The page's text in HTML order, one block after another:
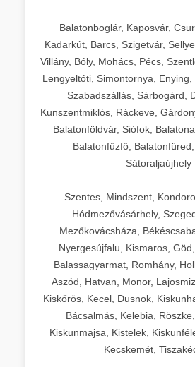
Balatonboglár, Kaposvár,
Kadarkút, Barcs, Szigetvár,
Villány, Bóly, Mohács, Pécs,
Lengyeltóti, Simontornya, Enying,
Szabadszállás, Sárbogárd,
Kunszentmiklós, Ráckeve,
Balatonföldvár, Siófok,
Balatonfűzfő, Balatonfüred,
Sátoraljaújhely
Szentes, Mindszent,
Hódmezővásárhely,
Mezőkovácsháza,
Nyergesújfalu, Kismaros,
Balassagyarmat, Romhány,
Aszód, Hatvan, Monor,
Kiskőrös, Kecel, Dusnok,
Bácsalmás, Kelebia,
Kiskunmajsa, Kistelek,
Kecskemét,